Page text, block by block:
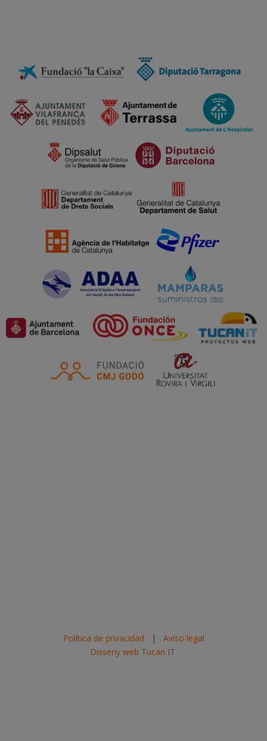
Política de privacidad | Aviso legal
Disseny web Tucan IT